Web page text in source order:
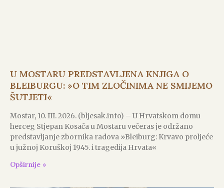
U MOSTARU PREDSTAVLJENA KNJIGA O
BLEIBURGU: »O TIM ZLOČINIMA NE SMIJEMO
ŠUTJETI«
Mostar, 10. III. 2026. (bljesak.info) – U Hrvatskom domu
herceg Stjepan Kosača u Mostaru večeras je održano
predstavljanje zbornika radova »Bleiburg: Krvavo proljeće
u južnoj Koruškoj 1945. i tragedija Hrvata«
Opširnije »